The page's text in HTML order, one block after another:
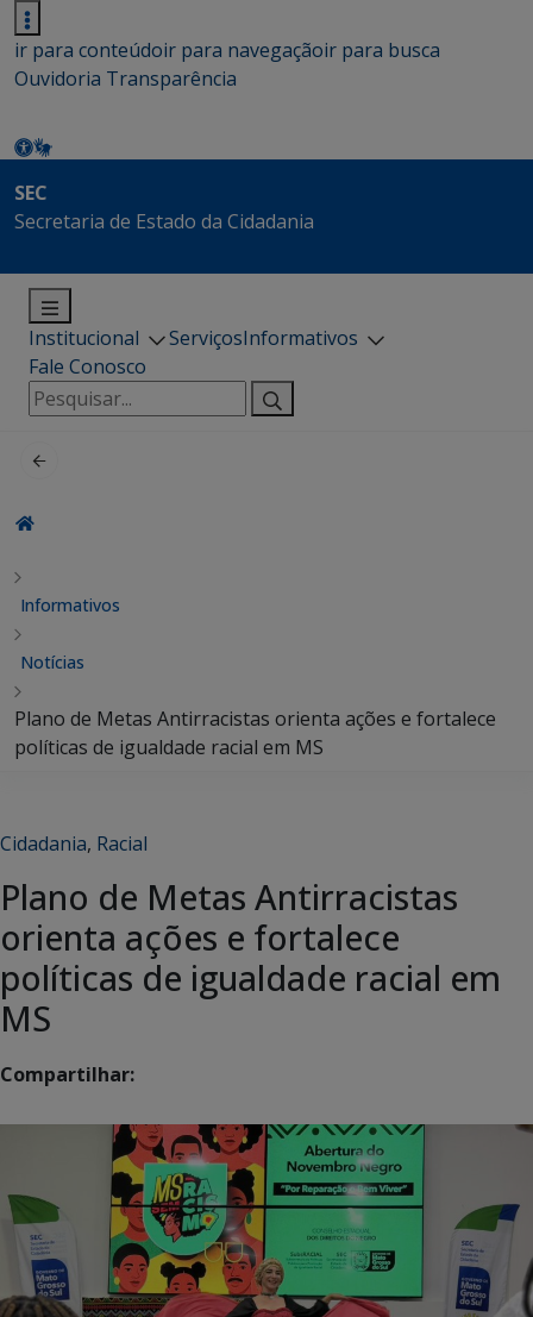
ir para conteúdoir para navegaçãoir para busca
Ouvidoria Transparência
SEC
Secretaria de Estado da Cidadania
Institucional ServiçosInformativos
Fale Conosco
Pesquisar
por:
Informativos
Notícias
Plano de Metas Antirracistas orienta ações e fortalece
políticas de igualdade racial em MS
Cidadania, Racial
Plano de Metas Antirracistas
orienta ações e fortalece
políticas de igualdade racial em
MS
Compartilhar: